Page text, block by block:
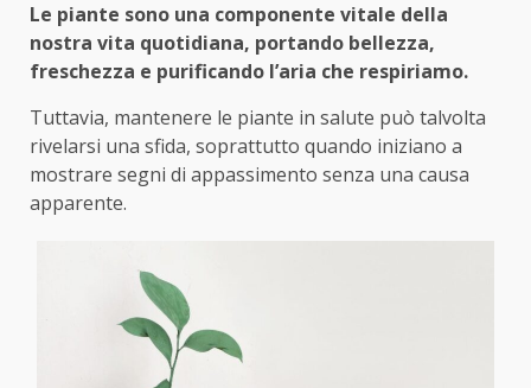
Le piante sono una componente vitale della
nostra vita quotidiana, portando bellezza,
freschezza e purificando l’aria che respiriamo.
Tuttavia, mantenere le piante in salute può talvolta
rivelarsi una sfida, soprattutto quando iniziano a
mostrare segni di appassimento senza una causa
apparente.